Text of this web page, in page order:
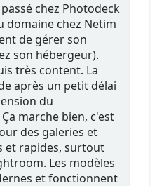
chez Photodeck
domaine chez Netim
de gérer son
son hébergeur).
très content. La
après un petit délai
du
marche bien, c'est
des galeries et
et rapides, surtout
Les modèles
et fonctionnent